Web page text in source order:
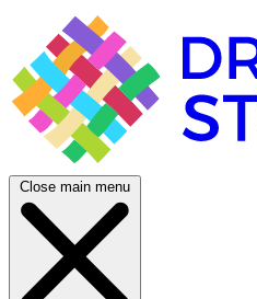
Close main menu